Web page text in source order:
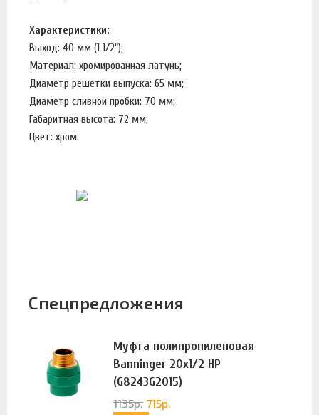
Характеристики:
Выход: 40 мм (1 1/2");
Материал: хромированная латунь;
Диаметр решетки выпуска: 65 мм;
Диаметр сливной пробки: 70 мм;
Габаритная высота: 72 мм;
Цвет: хром.
Спецпредложения
Муфта полипропиленовая
Banninger 20х1/2 НР
(G8243G2015)
1135р. 715р.